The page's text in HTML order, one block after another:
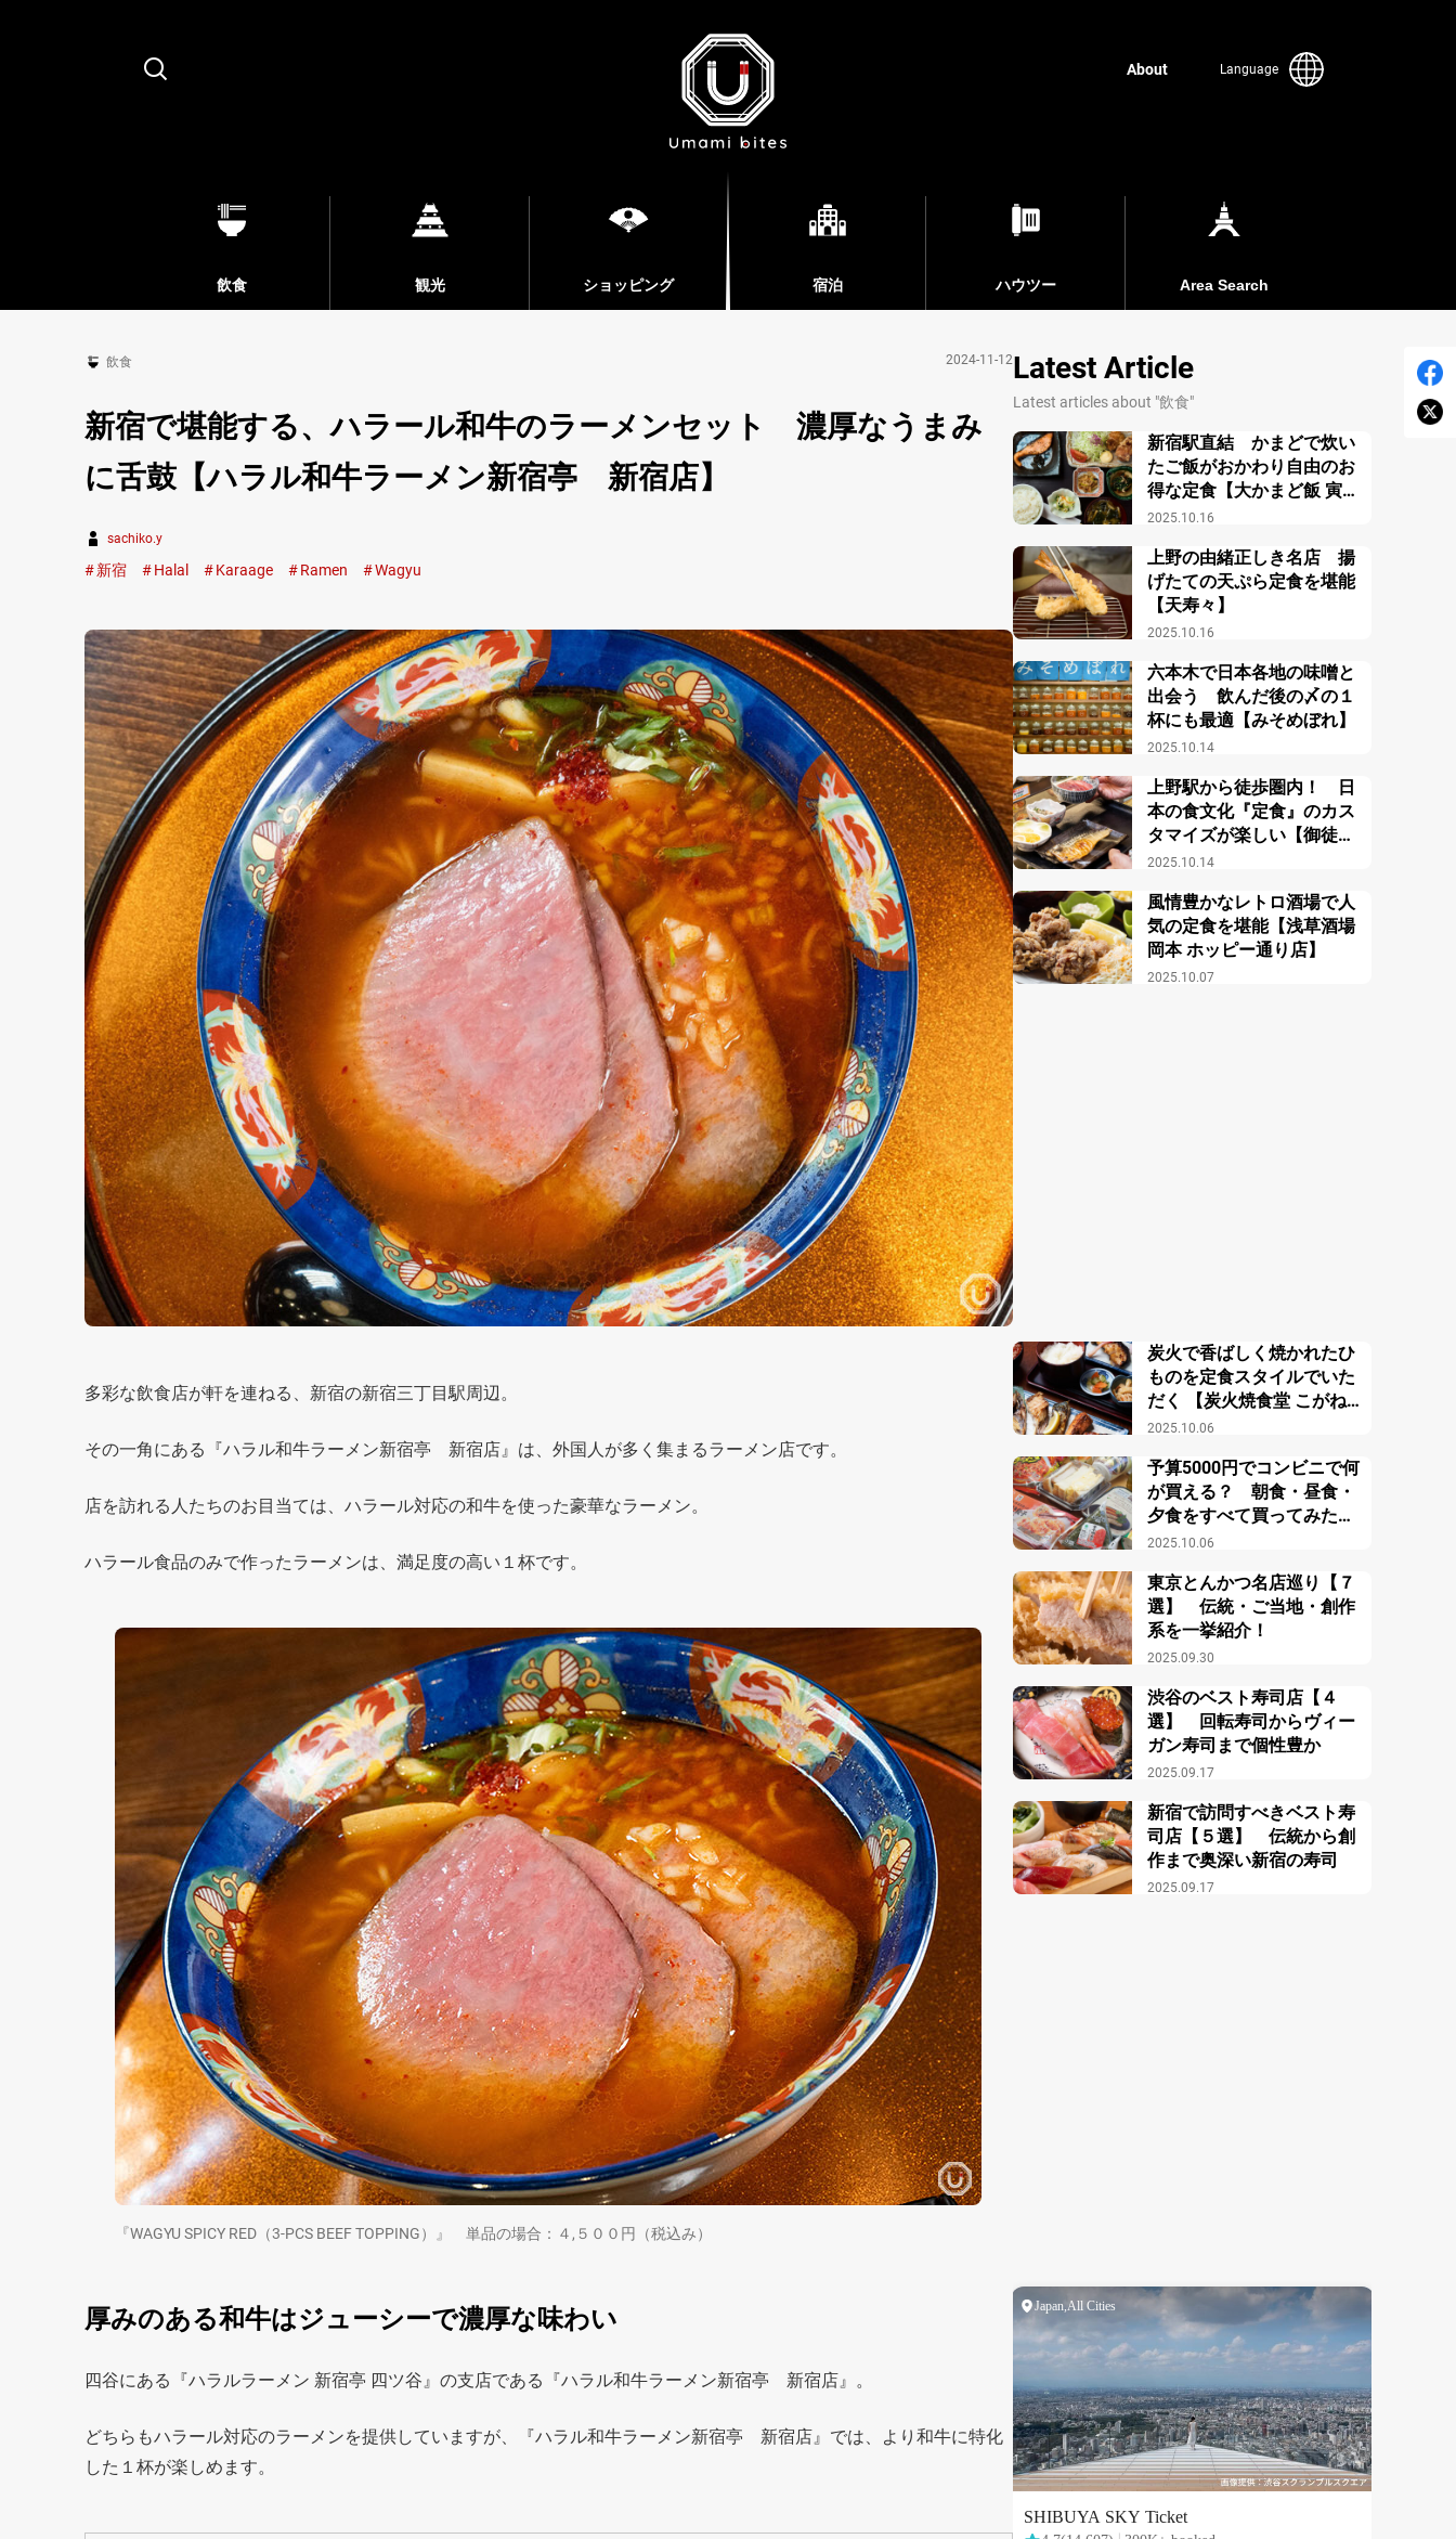
Search
About Language
飲食 観光 ショッピング 宿泊 ハウツー Area Search
飲食 2024-11-12
新宿で堪能する、ハラール和牛のラーメンセット 濃厚なうまみ
に舌鼓【ハラル和牛ラーメン新宿亭 新宿店】
sachiko.y
新宿 Halal Karaage Ramen Wagyu
多彩な飲食店が軒を連ねる、新宿の新宿三丁目駅周辺。
その一角にある『ハラル和牛ラーメン新宿亭 新宿店』は、外国人が多く集まるラーメン店です。
店を訪れる人たちのお目当ては、ハラール対応の和牛を使った豪華なラーメン。
ハラール食品のみで作ったラーメンは、満足度の高い１杯です。
『WAGYU SPICY RED（3-PCS BEEF TOPPING）』 単品の場合：４,５００円（税込み）
厚みのある和牛はジューシーで濃厚な味わい
四谷にある『ハラルラーメン 新宿亭 四ツ谷』の支店である『ハラル和牛ラーメン新宿亭 新宿店』。
どちらもハラール対応のラーメンを提供していますが、『ハラル和牛ラーメン新宿亭 新宿店』では、より和牛に特化
した１杯が楽しめます。
Latest Article
Latest articles about "飲食"
2025.10.16
新宿駅直結 かまどで炊い
たご飯がおかわり自由のお
得な定食【大かまど飯 寅福
ルミネ新宿店】
2025.10.16
上野の由緒正しき名店 揚
げたての天ぷら定食を堪能
【天寿々】
2025.10.14
六本木で日本各地の味噌と
出会う 飲んだ後の〆の１
杯にも最適【みそめぼれ】
2025.10.14
上野駅から徒歩圏内！ 日
本の食文化『定食』のカス
タマイズが楽しい【御徒町
小町食堂】
2025.10.07
風情豊かなレトロ酒場で人
気の定食を堪能【浅草酒場
岡本 ホッピー通り店】
2025.10.06
炭火で香ばしく焼かれたひ
ものを定食スタイルでいた
だく 【炭火焼食堂 こがね
屋】
2025.10.06
予算5000円でコンビニで何
が買える？ 朝食・昼食・
夕食をすべて買ってみた結
果？
2025.09.30
東京とんかつ名店巡り【７
選】 伝統・ご当地・創作
系を一挙紹介！
2025.09.17
渋谷のベスト寿司店【４
選】 回転寿司からヴィー
ガン寿司まで個性豊か
2025.09.17
新宿で訪問すべきベスト寿
司店【５選】 伝統から創
作まで奥深い新宿の寿司